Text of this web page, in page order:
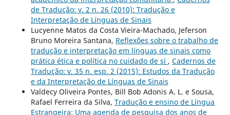
de Tradução: v. 2 n. 26 (2010): Tradução e
Interpretação de Línguas de Sinais
Lucyenne Matos da Costa Vieira-Machado, Jeferson
Bruno Moreira Santana, Reflexões sobre o trabalho de
tradução e interpretação em línguas de sinais como
prática ética e política no cuidado de si , Cadernos de
Tradução: v. 35 n. esp. 2 (2015): Estudos da Tradução
e da Interpretação de Línguas de Sinais
Valdecy Oliveira Pontes, Bill Bob Adonis A. L. e Sousa,
Rafael Ferreira da Silva, Tradução e ensino de Língua
Estrangeira: Uma agenda de pesquisa dos anos de